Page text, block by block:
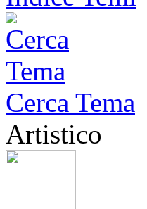
Cerca Tema
Artistico